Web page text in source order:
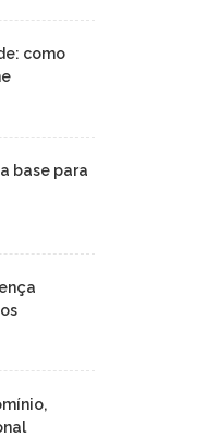
como
base para